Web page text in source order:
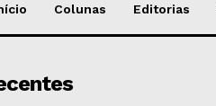
Colunas Editorias